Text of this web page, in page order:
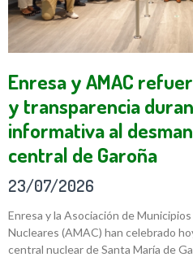
Enresa y AMAC
y transparencia
informativa al
central de Garoña
23/07/2026
Enresa y la Asociación de
Nucleares (AMAC) han celebrado
central nuclear de Santa María de